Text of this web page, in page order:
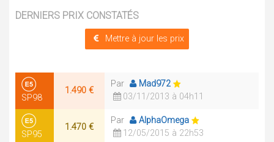
DERNIERS PRIX CONSTATÉS
Mettre à jour les prix
SP98
1.490 €
Par
Mad972
03/11/2013 à 04h11
SP95
1.470 €
Par
AlphaOmega
12/05/2015 à 22h53